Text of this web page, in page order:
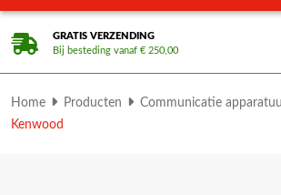
GRATIS VERZENDING
Bij besteding vanaf € 250,00
Home Producten Communicatie
Kenwood